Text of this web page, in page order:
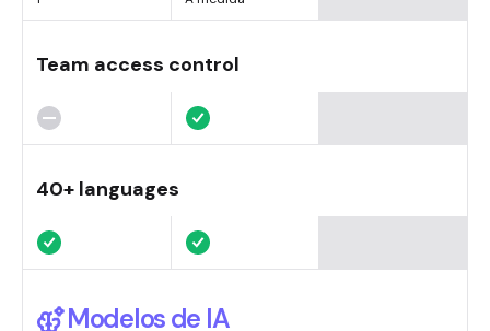
Team access control
40+ languages
Modelos de IA